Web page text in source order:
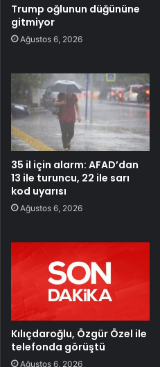
Trump oğlunun düğününe
gitmiyor
Ağustos 6, 2026
35 il için alarm: AFAD’dan
13 ile turuncu, 22 ile sarı
kod uyarısı
Ağustos 6, 2026
Kılıçdaroğlu, Özgür Özel ile
telefonda görüştü
Ağustos 6, 2026